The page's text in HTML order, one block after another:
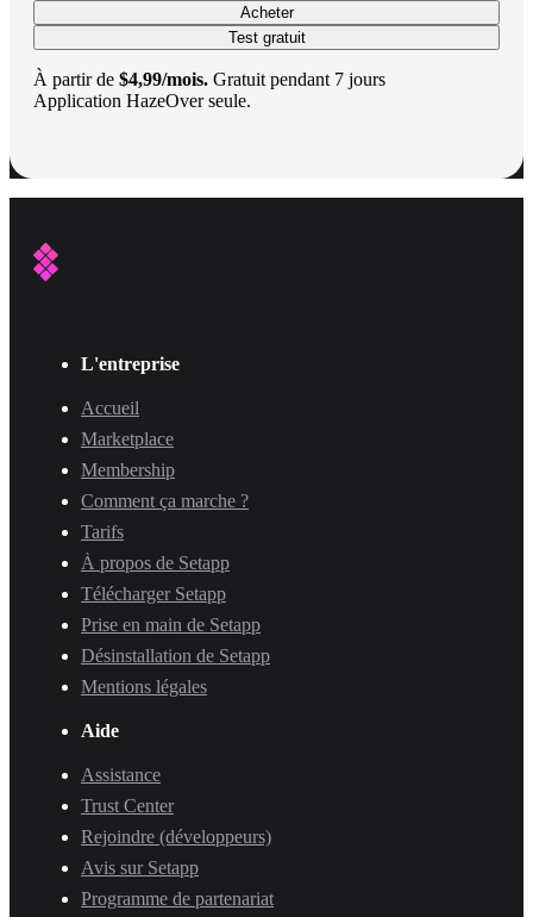
Acheter
Test gratuit
À partir de $4,99/mois. Gratuit pendant 7 jours
Application HazeOver seule.
L'entreprise
Accueil
Marketplace
Membership
Comment ça marche ?
Tarifs
À propos de Setapp
Télécharger Setapp
Prise en main de Setapp
Désinstallation de Setapp
Mentions légales
Aide
Assistance
Trust Center
Rejoindre (développeurs)
Avis sur Setapp
Programme de partenariat